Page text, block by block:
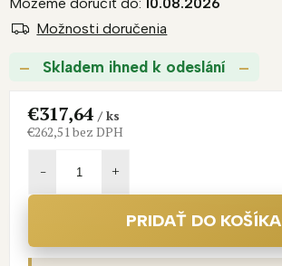
Skladem ihned k odeslání
Môžeme doručiť do: 10.08.2026
Možnosti doručenia
€317,64/ ks
€262,51 bez DPH
PRIDAŤ DO KOŠÍKA